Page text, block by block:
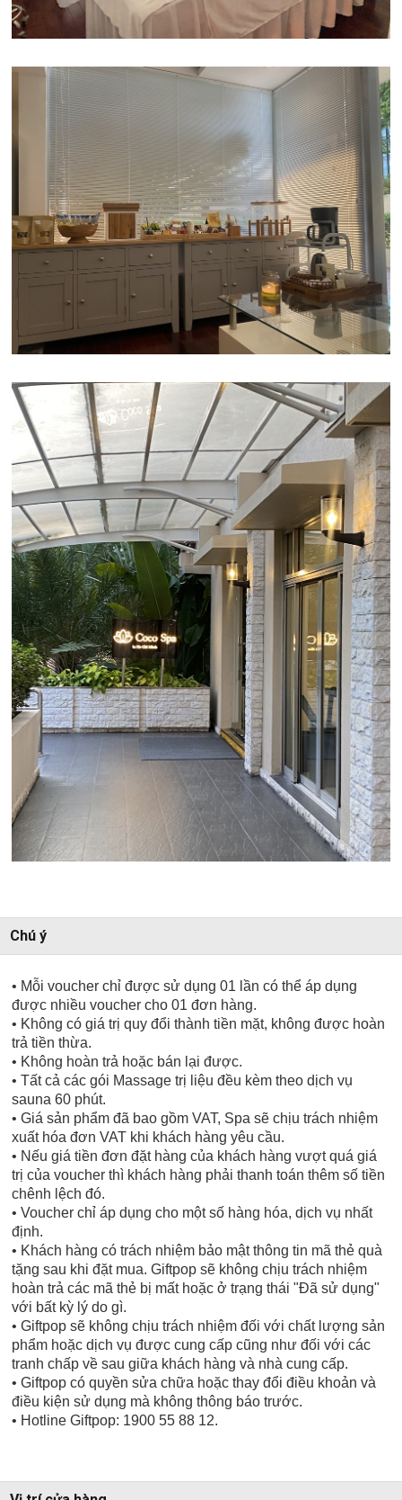
Chú ý
• Mỗi voucher chỉ được sử dụng 01 lần có thể áp dụng
được nhiều voucher cho 01 đơn hàng.
• Không có giá trị quy đổi thành tiền mặt, không được hoàn
trả tiền thừa.
• Không hoàn trả hoặc bán lại được.
• Tất cả các gói Massage trị liệu đều kèm theo dịch vụ
sauna 60 phút.
• Giá sản phẩm đã bao gồm VAT, Spa sẽ chịu trách nhiệm
xuất hóa đơn VAT khi khách hàng yêu cầu.
• Nếu giá tiền đơn đặt hàng của khách hàng vượt quá giá
trị của voucher thì khách hàng phải thanh toán thêm số tiền
chênh lệch đó.
• Voucher chỉ áp dụng cho một số hàng hóa, dịch vụ nhất
định.
• Khách hàng có trách nhiệm bảo mật thông tin mã thẻ quà
tặng sau khi đặt mua. Giftpop sẽ không chịu trách nhiệm
hoàn trả các mã thẻ bị mất hoặc ở trạng thái "Đã sử dụng"
với bất kỳ lý do gì.
• Giftpop sẽ không chịu trách nhiệm đối với chất lượng sản
phẩm hoặc dịch vụ được cung cấp cũng như đối với các
tranh chấp về sau giữa khách hàng và nhà cung cấp.
• Giftpop có quyền sửa chữa hoặc thay đổi điều khoản và
điều kiện sử dụng mà không thông báo trước.
• Hotline Giftpop: 1900 55 88 12.